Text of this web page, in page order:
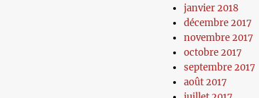
janvier 2018
décembre 2017
novembre 2017
octobre 2017
septembre 2017
août 2017